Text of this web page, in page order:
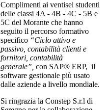
Complimenti ai ventisei studenti
delle classi 4A - 4B - 4C - 5B e
5C del Morante che hanno
seguito il percorso formativo
specifico “Ciclo attivo e
passivo, contabilità clienti e
fornitori, contabilità
generale”, con SAP® ERP, il
software gestionale più usato
dalle aziende a livello mondiale.
Si ringrazia la Constep S.r.l di